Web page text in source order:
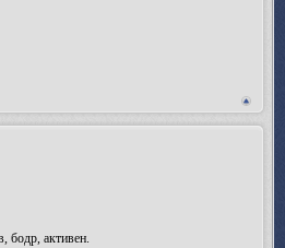
бодр, активен.